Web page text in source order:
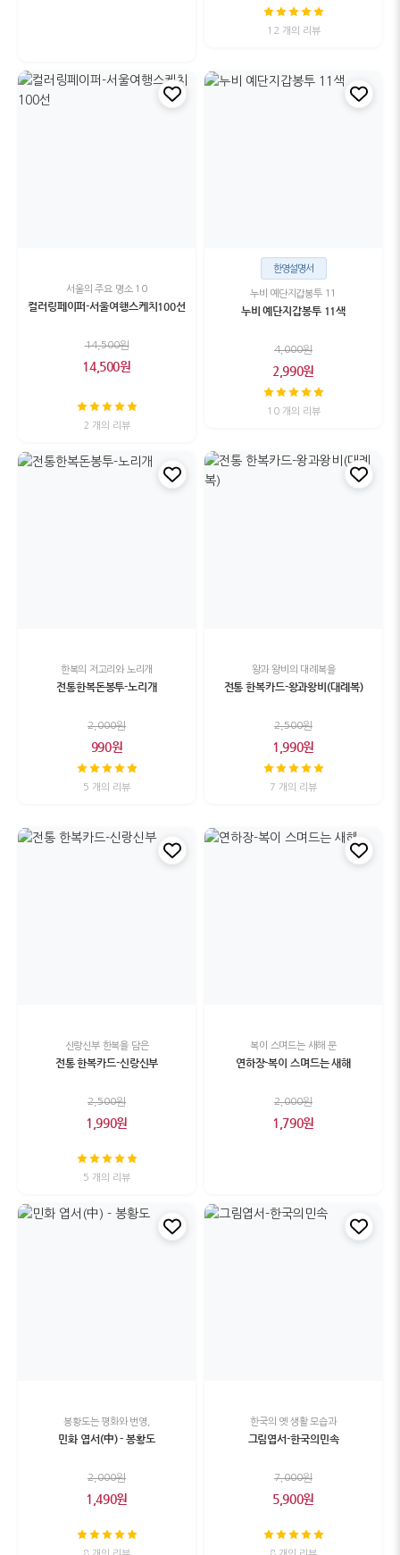
12 개의 리뷰
서울의 주요 명소 10
컬러링페이퍼-서울여행스케치100선
14,500원
14,500원
2 개의 리뷰
한영설명서
누비 예단지갑봉투 11
누비 예단지갑봉투 11색
4,000원
2,990원
10 개의 리뷰
한복의 저고리와 노리개
전통한복돈봉투-노리개
2,000원
990원
5 개의 리뷰
왕과 왕비의 대례복을
전통 한복카드-왕과왕비(대례복)
2,500원
1,990원
7 개의 리뷰
신랑신부 한복을 담은
전통 한복카드-신랑신부
2,500원
1,990원
5 개의 리뷰
복이 스며드는 새해 문
연하장-복이 스며드는 새해
2,000원
1,790원
봉황도는 평화와 번영,
민화 엽서(中) - 봉황도
2,000원
1,490원
한국의 옛 생활 모습과
그림엽서-한국의민속
7,000원
5,900원